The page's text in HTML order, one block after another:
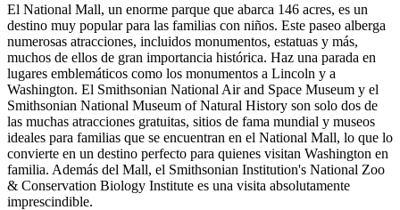
El National Mall, un enorme parque que abarca 146 acres, es un
destino muy popular para las familias con niños. Este paseo alberga
numerosas atracciones, incluidos monumentos, estatuas y más,
muchos de ellos de gran importancia histórica. Haz una parada en
lugares emblemáticos como los monumentos a Lincoln y a
Washington. El Smithsonian National Air and Space Museum y el
Smithsonian National Museum of Natural History son solo dos de
las muchas atracciones gratuitas, sitios de fama mundial y museos
ideales para familias que se encuentran en el National Mall, lo que lo
convierte en un destino perfecto para quienes visitan Washington en
familia. Además del Mall, el Smithsonian Institution's National Zoo
& Conservation Biology Institute es una visita absolutamente
imprescindible.